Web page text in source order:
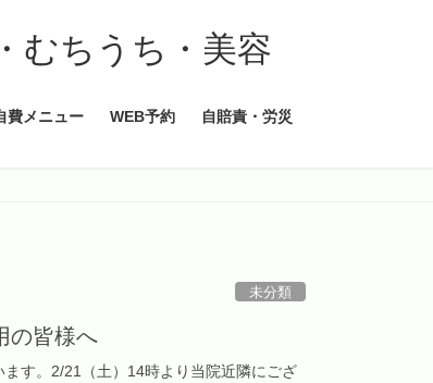
費メニュー WEB予約 自賠責・労災
未分類
の皆様へ
す。2/21（土）14時より当院近隣にござ